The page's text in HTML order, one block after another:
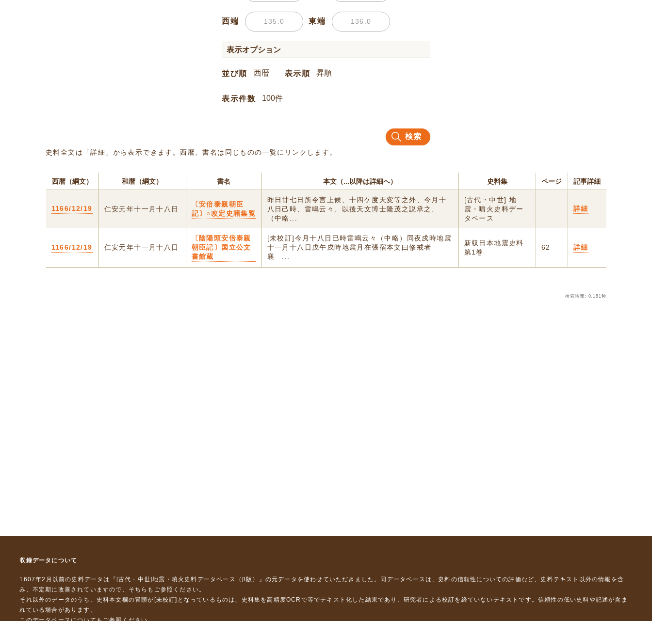
西端 東端
表示オプション
並び順 表示順
表示件数
検索
史料全文は「詳細」から表示できます。西暦、書名は同じものの一覧にリンクします。
西暦（綱文） 和暦（綱文） 書名 本文（...以降は詳細へ） 史料集 ページ 記事詳細
1166/12/19 仁安元年十一月十八日
〔安倍泰親朝臣
記〕○改定史籍集覧
昨日廿七日所令言上候、十四ケ度天変等之外、今月十
八日己時、雷鳴云々、以後天文博士隆茂之説承之、
（中略...
[古代・中世] 地
震・噴火史料デー
タベース
詳細
1166/12/19 仁安元年十一月十八日
〔陰陽頭安倍泰親
朝臣記〕国立公文
書館蔵
[未校訂]今月十八日巳時雷鳴云々（中略）同夜戍時地震
十一月十八日戊午戍時地震月在張宿本文曰修戒者
襄 ...
新収日本地震史料
第1巻
62 詳細
検索時間: 0.181秒
収録データについて
1607年2月以前の史料データは『 [古代・中世]地震・噴火史料データベース（β版）』 の元データを使わせていただきました。同データベースは、史料の信頼性についての評価など、史料テキスト以外の情報を含
み、不定期に改善されていますので、 そちら もご参照ください。
それ以外のデータのうち、史料本文欄の冒頭が[未校訂]となっているものは、史料集を高精度OCRで等でテキスト化した結果であり、研究者による校訂を経ていないテキストです。信頼性の低い史料や記述が含ま
れている場合があります。